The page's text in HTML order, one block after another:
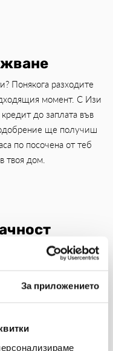
За приложението
Понякога разходите
момент. С Изи
до заплата във
ще получиш
по посочена от теб
твоя дом.
отношения с нашите
и такси.